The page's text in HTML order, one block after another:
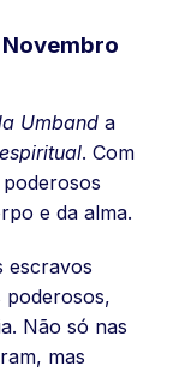
Umband a
. Com
e da alma.
escravos
poderosos,
Não só nas
mas